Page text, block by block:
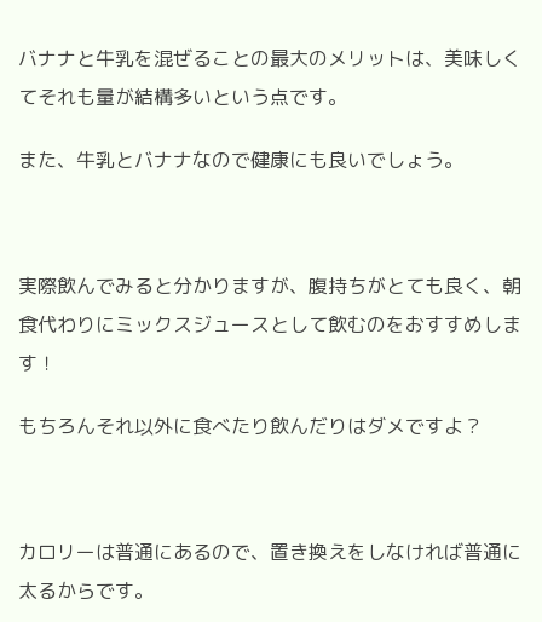
バナナと牛乳を混ぜることの最大のメリットは、美味しく
てそれも量が結構多いという点です。
また、牛乳とバナナなので健康にも良いでしょう。
実際飲んでみると分かりますが、腹持ちがとても良く、朝
食代わりにミックスジュースとして飲むのをおすすめしま
す！
もちろんそれ以外に食べたり飲んだりはダメですよ？
カロリーは普通にあるので、置き換えをしなければ普通に
太るからです。